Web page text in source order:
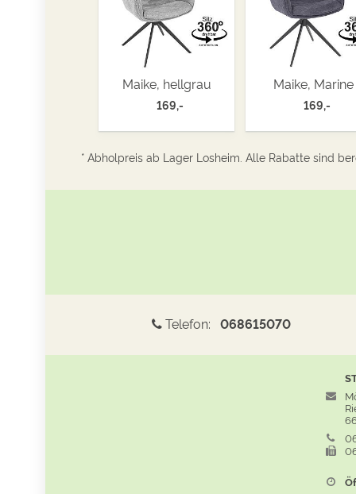
Maike, hellgrau
169,-
Maike, Marine
169,-
* Abholpreis ab Lager Losheim. Alle Rabatte sind
Telefon:068615070